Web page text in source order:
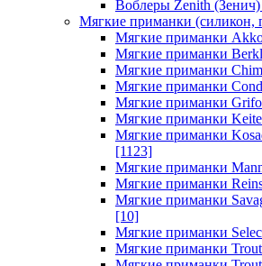
Воблеры Zenith (Зенич)
Мягкие приманки (силикон,
Мягкие приманки
Мягкие приманки
Мягкие приманки
Мягкие приманки
Мягкие приманки
Мягкие приманки
Мягкие приманки
[1123]
Мягкие приманки
Мягкие приманки
Мягкие приманки
[10]
Мягкие приманки
Мягкие приманки